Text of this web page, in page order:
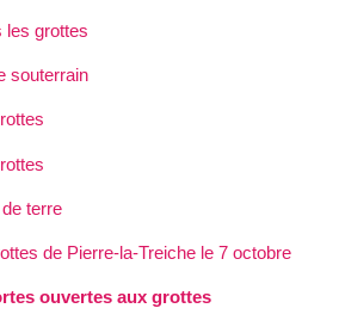
les grottes
souterrain
terre
de Pierre-la-Treiche le 7 octobre
ouvertes aux grottes